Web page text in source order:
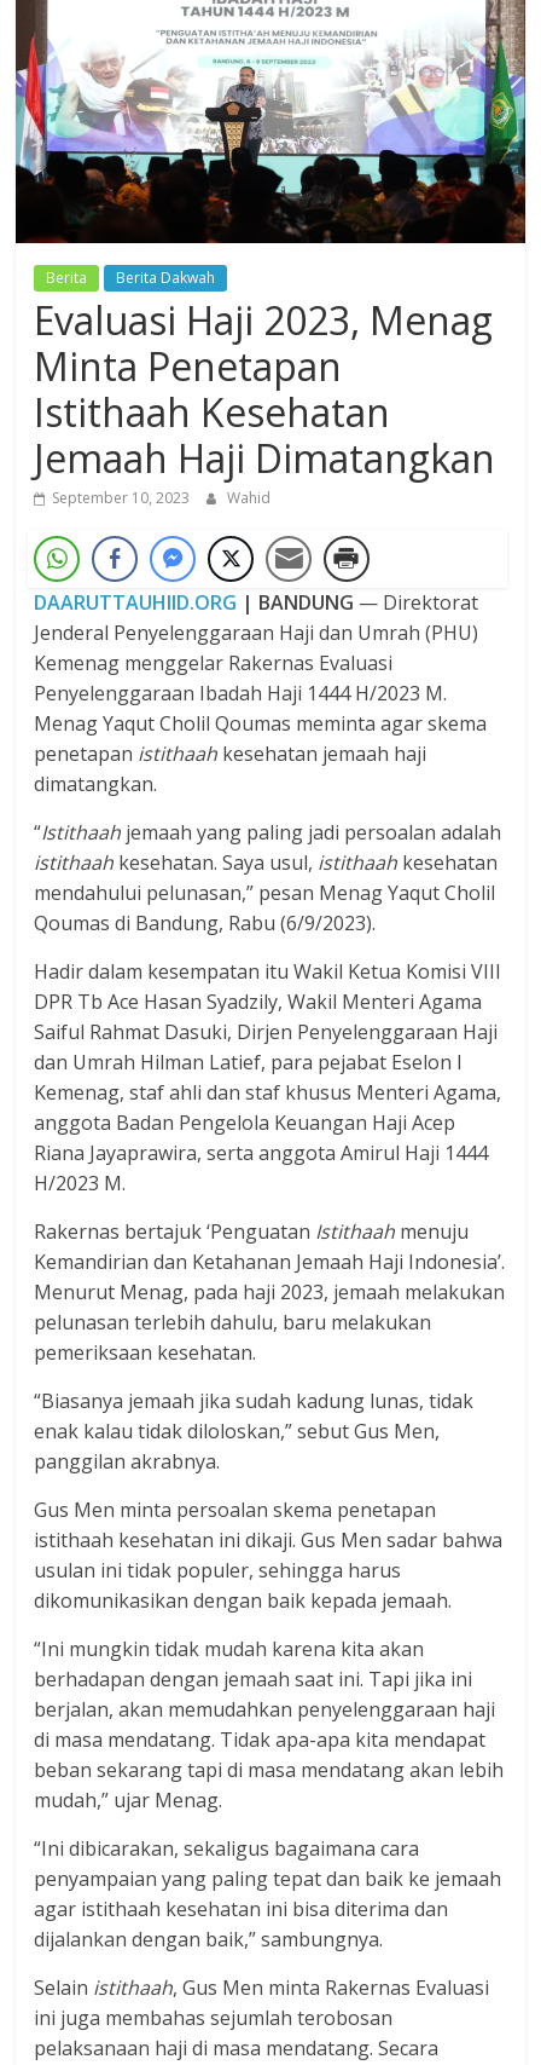
Dzikir,
Fikir,
Ikhtiar
Berita Berita Dakwah
Evaluasi Haji 2023, Menag
Minta Penetapan
Istithaah Kesehatan
Jemaah Haji Dimatangkan
September 10, 2023 Wahid
DAARUTTAUHIID.ORG | BANDUNG — Direktorat
Jenderal Penyelenggaraan Haji dan Umrah (PHU)
Kemenag menggelar Rakernas Evaluasi
Penyelenggaraan Ibadah Haji 1444 H/2023 M.
Menag Yaqut Cholil Qoumas meminta agar skema
penetapan istithaah kesehatan jemaah haji
dimatangkan.
“Istithaah jemaah yang paling jadi persoalan adalah
istithaah kesehatan. Saya usul, istithaah kesehatan
mendahului pelunasan,” pesan Menag Yaqut Cholil
Qoumas di Bandung, Rabu (6/9/2023).
Hadir dalam kesempatan itu Wakil Ketua Komisi VIII
DPR Tb Ace Hasan Syadzily, Wakil Menteri Agama
Saiful Rahmat Dasuki, Dirjen Penyelenggaraan Haji
dan Umrah Hilman Latief, para pejabat Eselon I
Kemenag, staf ahli dan staf khusus Menteri Agama,
anggota Badan Pengelola Keuangan Haji Acep
Riana Jayaprawira, serta anggota Amirul Haji 1444
H/2023 M.
Rakernas bertajuk ‘Penguatan Istithaah menuju
Kemandirian dan Ketahanan Jemaah Haji Indonesia’.
Menurut Menag, pada haji 2023, jemaah melakukan
pelunasan terlebih dahulu, baru melakukan
pemeriksaan kesehatan.
“Biasanya jemaah jika sudah kadung lunas, tidak
enak kalau tidak diloloskan,” sebut Gus Men,
panggilan akrabnya.
Gus Men minta persoalan skema penetapan
istithaah kesehatan ini dikaji. Gus Men sadar bahwa
usulan ini tidak populer, sehingga harus
dikomunikasikan dengan baik kepada jemaah.
“Ini mungkin tidak mudah karena kita akan
berhadapan dengan jemaah saat ini. Tapi jika ini
berjalan, akan memudahkan penyelenggaraan haji
di masa mendatang. Tidak apa-apa kita mendapat
beban sekarang tapi di masa mendatang akan lebih
mudah,” ujar Menag.
“Ini dibicarakan, sekaligus bagaimana cara
penyampaian yang paling tepat dan baik ke jemaah
agar istithaah kesehatan ini bisa diterima dan
dijalankan dengan baik,” sambungnya.
Selain istithaah, Gus Men minta Rakernas Evaluasi
ini juga membahas sejumlah terobosan
pelaksanaan haji di masa mendatang. Secara